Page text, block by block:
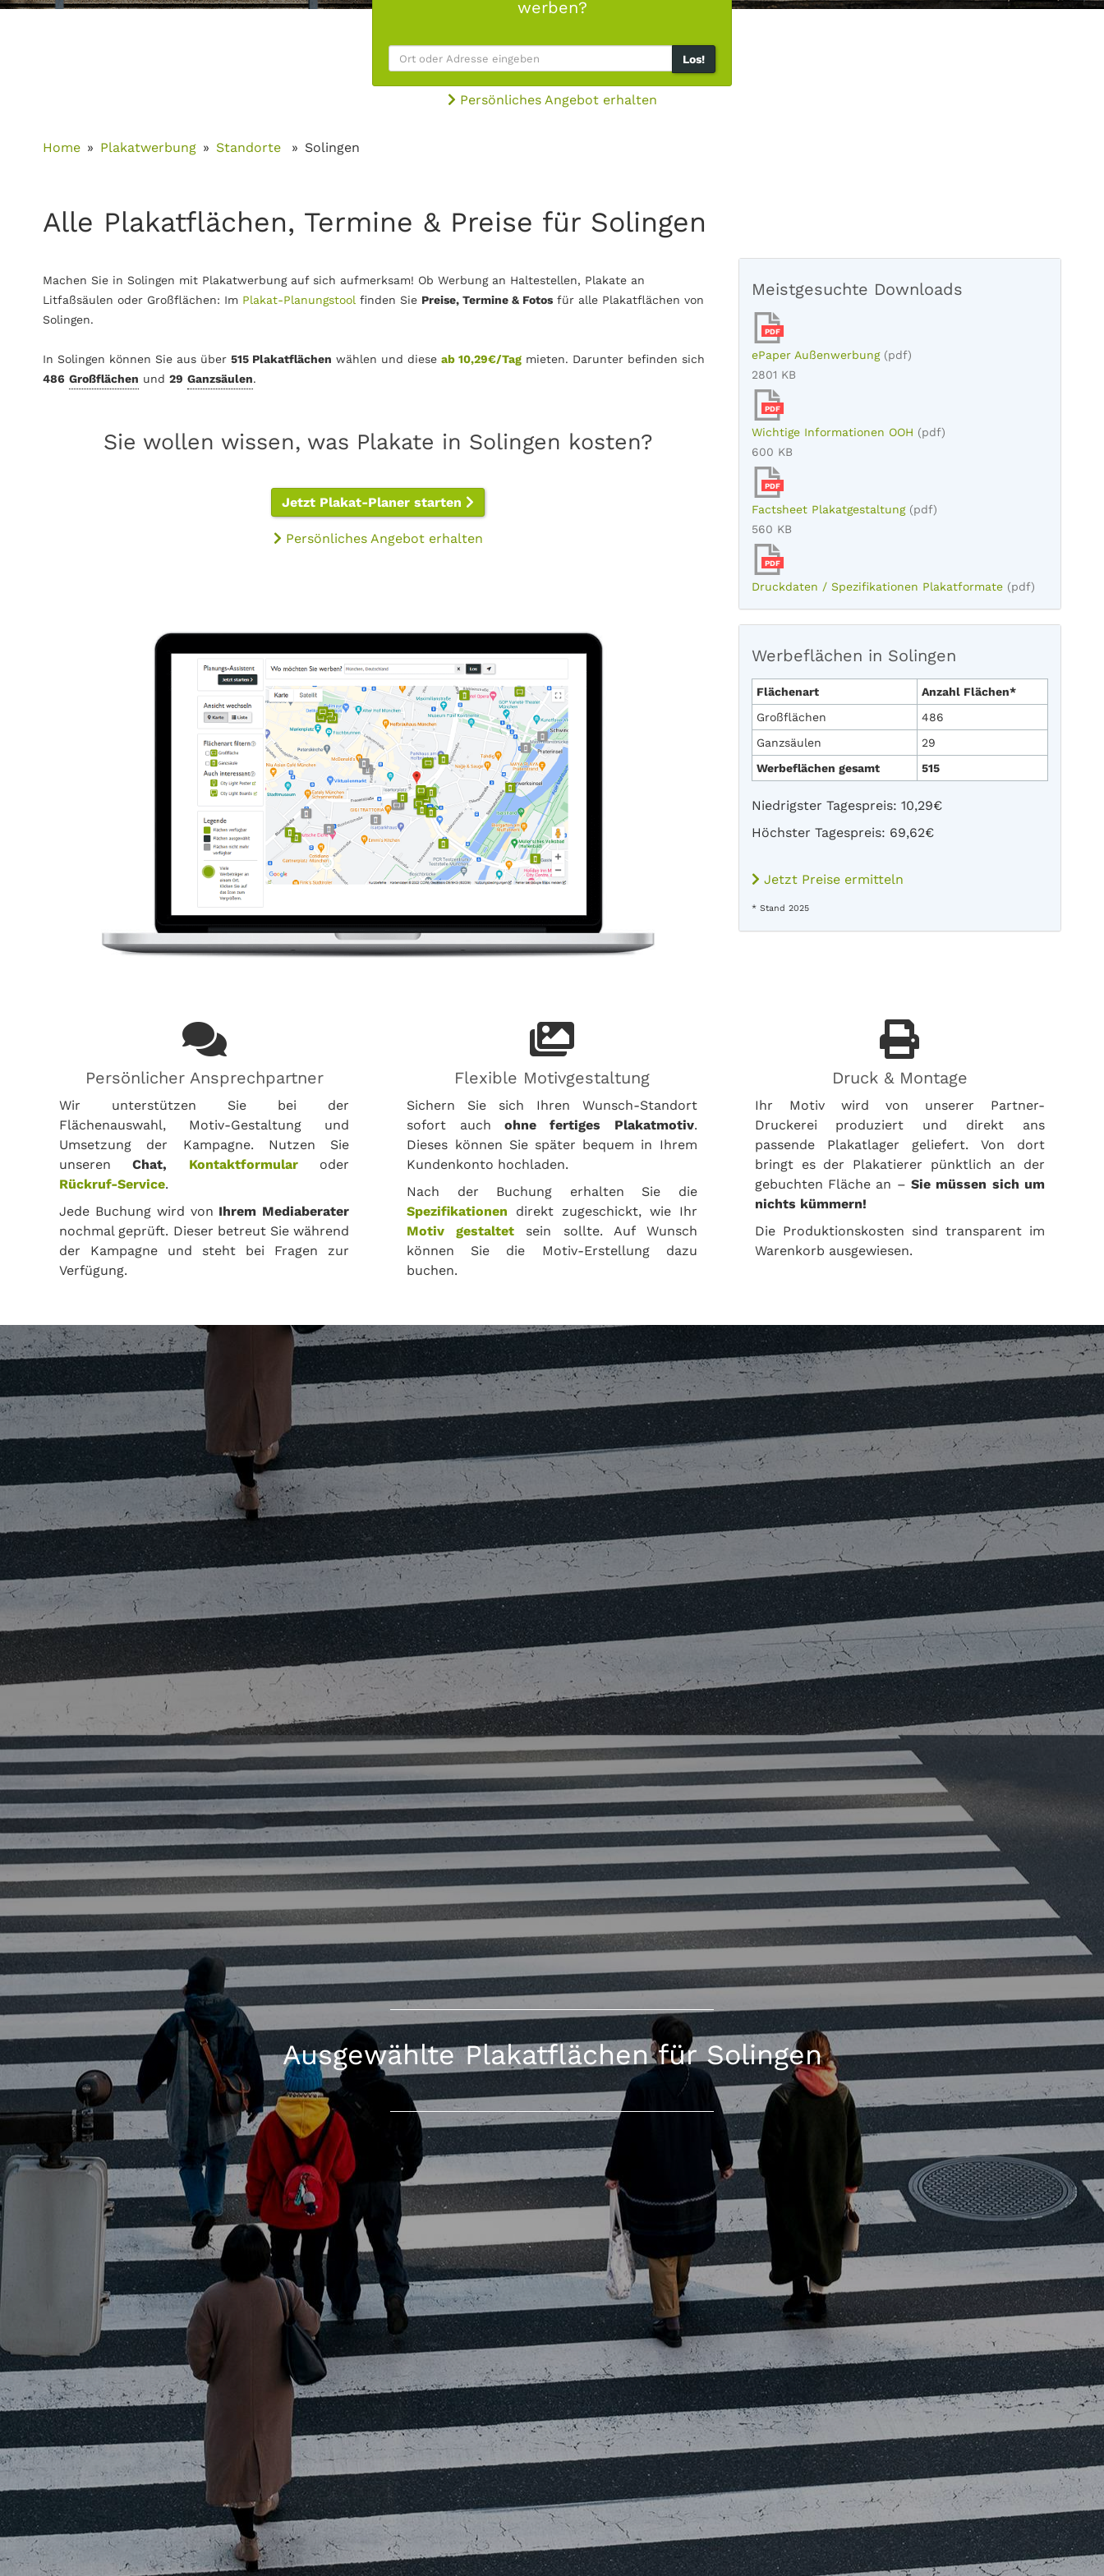
werben?
Los!
Persönliches Angebot erhalten
Home Plakatwerbung Standorte Solingen
Alle Plakatflächen, Termine & Preise für Solingen
Machen Sie in Solingen mit Plakatwerbung auf sich aufmerksam! Ob Werbung an Haltestellen, Plakate an
Litfaßsäulen oder Großflächen: Im Plakat-Planungstool finden Sie Preise, Termine & Fotos für alle Plakatflächen von
Solingen.
In Solingen können Sie aus über 515 Plakatflächen wählen und diese ab 10,29€/Tag mieten. Darunter befinden sich
486 Großflächen und 29 Ganzsäulen.
Sie wollen wissen, was Plakate in Solingen kosten?
Jetzt Plakat-Planer starten
Persönliches Angebot erhalten
Meistgesuchte Downloads
PDF
ePaper Außenwerbung (pdf)
2801 KB
PDF
Wichtige Informationen OOH (pdf)
600 KB
PDF
Factsheet Plakatgestaltung (pdf)
560 KB
PDF
Druckdaten / Spezifikationen Plakatformate (pdf)
Werbeflächen in Solingen
Flächenart
Anzahl Flächen*
Großflächen
486
Ganzsäulen
29
Werbeflächen gesamt
515
Niedrigster Tagespreis: 10,29€
Höchster Tagespreis: 69,62€
Jetzt Preise ermitteln
* Stand 2025
Persönlicher Ansprechpartner
Wir unterstützen Sie bei der
Flächenauswahl, Motiv-Gestaltung und
Umsetzung der Kampagne. Nutzen Sie
unserenChat, Kontaktformularoder
Rückruf-Service.
Jede Buchung wird von Ihrem Mediaberater
nochmal geprüft. Dieser betreut Sie während
der Kampagne und steht bei Fragen zur
Verfügung.
Flexible Motivgestaltung
Sichern Sie sich Ihren Wunsch-Standort
sofort auch ohne fertiges Plakatmotiv.
Dieses können Sie später bequem in Ihrem
Kundenkonto hochladen.
Nach der Buchung erhalten Sie die
Spezifikationen direkt zugeschickt, wie Ihr
Motiv gestaltet sein sollte. Auf Wunsch
können Sie die Motiv-Erstellung dazu
buchen.
Druck & Montage
Ihr Motiv wird von unserer Partner-
Druckerei produziert und direkt ans
passende Plakatlager geliefert. Von dort
bringt es der Plakatierer pünktlich an der
gebuchten Fläche an – Sie müssen sich um
nichts kümmern!
Die Produktionskosten sind transparent im
Warenkorb ausgewiesen.
Ausgewählte Plakatflächen für Solingen